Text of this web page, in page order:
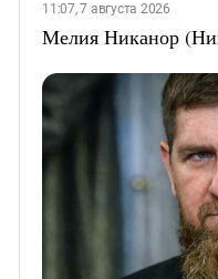
11:07, 7 августа 2026
Мелия Никанор